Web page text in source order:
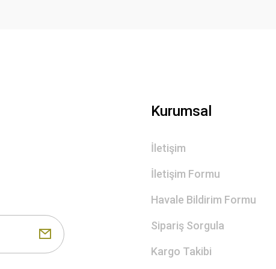
Kurumsal
İletişim
İletişim Formu
Havale Bildirim Formu
Sipariş Sorgula
Kargo Takibi